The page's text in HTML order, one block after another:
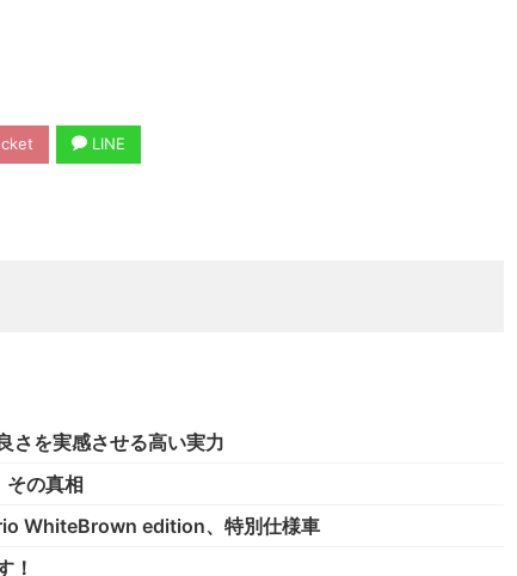
LINE
さを実感させる高い実力
その真相
WhiteBrown edition、特別仕様車
！